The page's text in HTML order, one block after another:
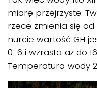
miarę przejrzyste.
rzece zmienia się od
nurcie wartość GH
0-6 i wzrasta aż do
Temperatura wody